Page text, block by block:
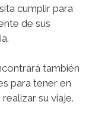
cumplir para
de sus
también
para tener en
su viaje.